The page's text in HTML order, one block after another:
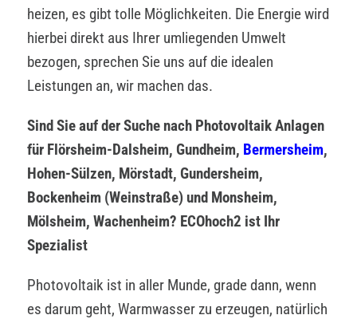
heizen, es gibt tolle Möglichkeiten. Die Energie wird
hierbei direkt aus Ihrer umliegenden Umwelt
bezogen, sprechen Sie uns auf die idealen
Leistungen an, wir machen das.
Sind Sie auf der Suche nach Photovoltaik Anlagen
für Flörsheim-Dalsheim, Gundheim, Bermersheim,
Hohen-Sülzen, Mörstadt, Gundersheim,
Bockenheim (Weinstraße) und Monsheim,
Mölsheim, Wachenheim? ECOhoch2 ist Ihr
Spezialist
Photovoltaik ist in aller Munde, grade dann, wenn
es darum geht, Warmwasser zu erzeugen, natürlich